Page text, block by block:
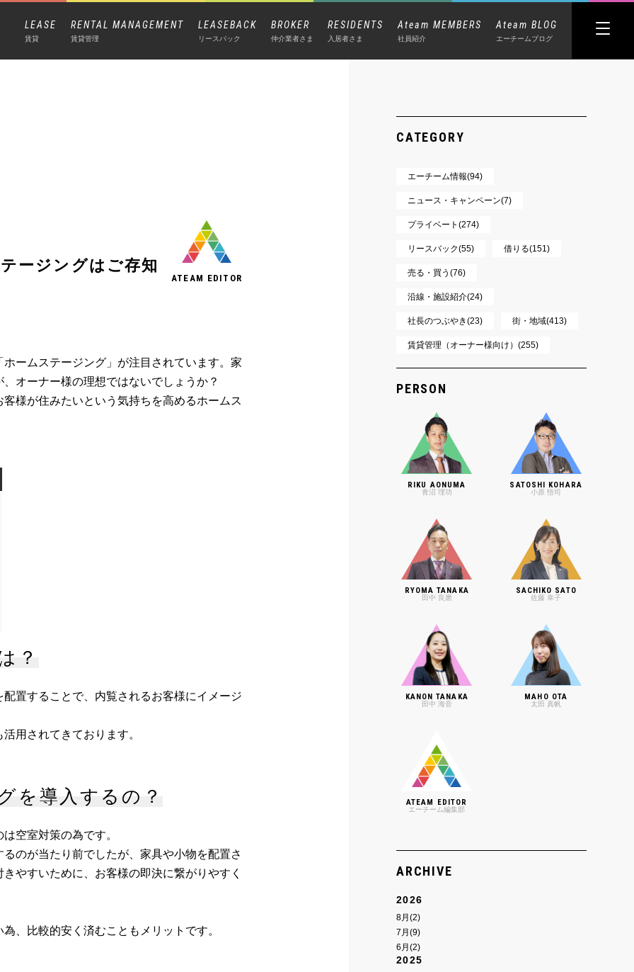
LEASE
賃貸
RENTAL MANAGEMENT
賃貸管理
LEASEBACK
リースバック
BROKER
仲介業者さま
RESIDENTS
入居者さま
Ateam MEMBERS
社員紹介
Ateam BLOG
エーチームブログ
ージングはご存知
ATEAM EDITOR
ームステージング」が注目されています。家
オーナー様の理想ではないでしょうか？
様が住みたいという気持ちを高めるホームス
？
置することで、内覧されるお客様にイメージ
用されてきております。
を導入するの？
空室対策の為です。
のが当たり前でしたが、家具や小物を配置さ
やすいために、お客様の即決に繋がりやすく
、比較的安く済むこともメリットです。
CATEGORY
エーチーム情報(94)
ニュース・キャンペーン(7)
プライベート(274)
リースバック(55) 借りる(151)
売る・買う(76)
沿線・施設紹介(24)
社長のつぶやき(23) 街・地域(413)
賃貸管理（オーナー様向け）(255)
PERSON
RIKU AONUMA
青沼 理功
SATOSHI KOHARA
小原 悟司
RYOMA TANAKA
田中 良磨
SACHIKO SATO
佐藤 幸子
KANON TANAKA
田中 海音
MAHO OTA
太田 真帆
ATEAM EDITOR
エーチーム編集部
ARCHIVE
2026
8月(2)
7月(9)
6月(2)
2025